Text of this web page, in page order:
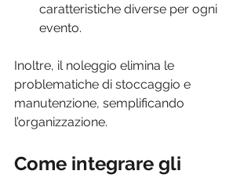
caratteristiche diverse per ogni
evento.
Inoltre, il noleggio elimina le
problematiche di stoccaggio e
manutenzione, semplificando
l’organizzazione.
Come integrare gli